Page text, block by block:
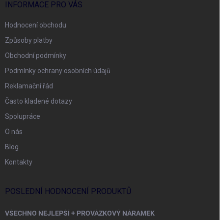
INFORMACE PRO VÁS
Hodnocení obchodu
Způsoby platby
Obchodní podmínky
Podmínky ochrany osobních údajů
Reklamační řád
Často kladené dotazy
Spolupráce
O nás
Blog
Kontakty
POSLEDNÍ HODNOCENÍ PRODUKTŮ
VŠECHNO NEJLEPŠÍ + PROVÁZKOVÝ NÁRAMEK